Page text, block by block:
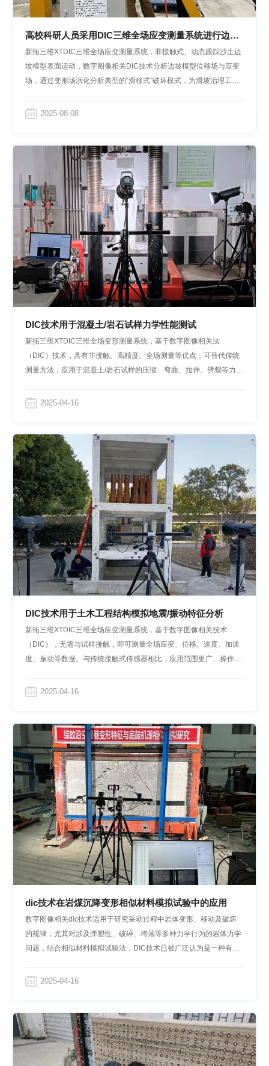
高校科研人员采用DIC三维全场应变测量系统进行边坡
变形预测研究
新拓三维XTDIC三维全场应变测量系统，非接触式、动态跟踪沙土边
坡模型表面运动，数字图像相关DIC技术分析边坡模型位移场与应变
场，通过变形场演化分析典型的“滑移式”破坏模式，为滑坡治理工程
2025-08-08
DIC技术用于混凝土/岩石试样力学性能测试
新拓三维XTDIC三维全场变形测量系统，基于数字图像相关法
（DIC）技术，具有非接触、高精度、全场测量等优点，可替代传统
测量方法，应用于混凝土/岩石试样的压缩、弯曲、拉伸、劈裂等力学
2025-04-16
DIC技术用于土木工程结构模拟地震/振动特征分析
新拓三维XTDIC三维全场应变测量系统，基于数字图像相关技术
（DIC），无需与试样接触，即可测量全场应变、位移、速度、加速
度、振动等数据。与传统接触式传感器相比，应用范围更广、操作更
2025-04-16
dic技术在岩煤沉降变形相似材料模拟试验中的应用
数字图像相关dic技术适用于研究采动过程中岩体变形、移动及破坏
的规律，尤其对涉及弹塑性、破碎、垮落等多种力学行为的岩体力学
问题，结合相似材料模拟试验法，DIC技术已被广泛认为是一种有效
2025-04-16